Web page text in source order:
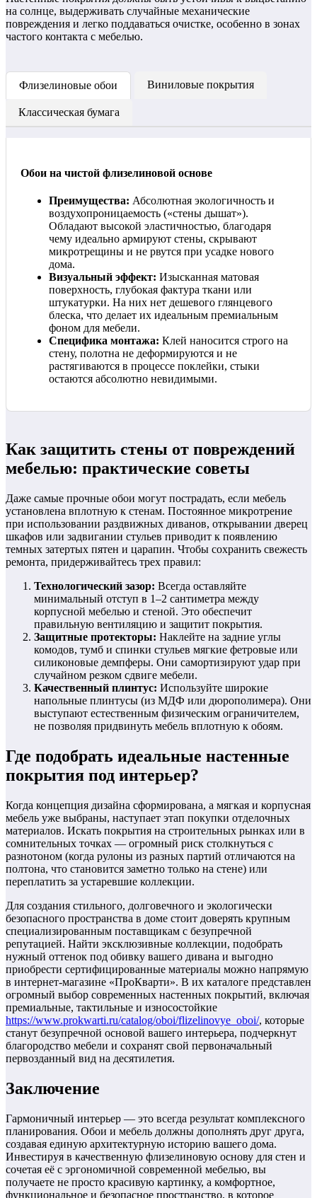
на солнце, выдерживать случайные механические
повреждения и легко поддаваться очистке, особенно в зонах
частого контакта с мебелью.
Флизелиновые обои Виниловые покрытия
Классическая бумага
Обои на чистой флизелиновой основе
Преимущества: Абсолютная экологичность и
воздухопроницаемость («стены дышат»).
Обладают высокой эластичностью, благодаря
чему идеально армируют стены, скрывают
микротрещины и не рвутся при усадке нового
дома.
Визуальный эффект: Изысканная матовая
поверхность, глубокая фактура ткани или
штукатурки. На них нет дешевого глянцевого
блеска, что делает их идеальным премиальным
фоном для мебели.
Специфика монтажа: Клей наносится строго на
стену, полотна не деформируются и не
растягиваются в процессе поклейки, стыки
остаются абсолютно невидимыми.
Как защитить стены от повреждений
мебелью: практические советы
Даже самые прочные обои могут пострадать, если мебель
установлена вплотную к стенам. Постоянное микротрение
при использовании раздвижных диванов, открывании дверец
шкафов или задвигании стульев приводит к появлению
темных затертых пятен и царапин. Чтобы сохранить свежесть
ремонта, придерживайтесь трех правил:
Технологический зазор: Всегда оставляйте
минимальный отступ в 1–2 сантиметра между
корпусной мебелью и стеной. Это обеспечит
правильную вентиляцию и защитит покрытия.
Защитные протекторы: Наклейте на задние углы
комодов, тумб и спинки стульев мягкие фетровые или
силиконовые демпферы. Они самортизируют удар при
случайном резком сдвиге мебели.
Качественный плинтус: Используйте широкие
напольные плинтусы (из МДФ или дюрополимера). Они
выступают естественным физическим ограничителем,
не позволяя придвинуть мебель вплотную к обоям.
Где подобрать идеальные настенные
покрытия под интерьер?
Когда концепция дизайна сформирована, а мягкая и корпусная
мебель уже выбраны, наступает этап покупки отделочных
материалов. Искать покрытия на строительных рынках или в
сомнительных точках — огромный риск столкнуться с
разнотоном (когда рулоны из разных партий отличаются на
полтона, что становится заметно только на стене) или
переплатить за устаревшие коллекции.
Для создания стильного, долговечного и экологически
безопасного пространства в доме стоит доверять крупным
специализированным поставщикам с безупречной
репутацией. Найти эксклюзивные коллекции, подобрать
нужный оттенок под обивку вашего дивана и выгодно
приобрести сертифицированные материалы можно напрямую
в интернет-магазине «ПроКварти». В их каталоге представлен
огромный выбор современных настенных покрытий, включая
премиальные, тактильные и износостойкие
https://www.prokwarti.ru/catalog/oboi/flizelinovye_oboi/, которые
станут безупречной основой вашего интерьера, подчеркнут
благородство мебели и сохранят свой первоначальный
первозданный вид на десятилетия.
Заключение
Гармоничный интерьер — это всегда результат комплексного
планирования. Обои и мебель должны дополнять друг друга,
создавая единую архитектурную историю вашего дома.
Инвестируя в качественную флизелиновую основу для стен и
сочетая её с эргономичной современной мебелью, вы
получаете не просто красивую картинку, а комфортное,
функциональное и безопасное пространство, в которое